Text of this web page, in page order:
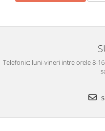
Telefonic: luni-vineri intre orele 8-